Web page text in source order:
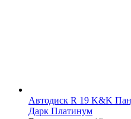
Автодиск R 19 K&K
Дарк Платинум